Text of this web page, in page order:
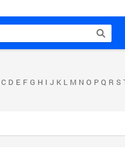
C D E F G H I J K L M N O P Q R S